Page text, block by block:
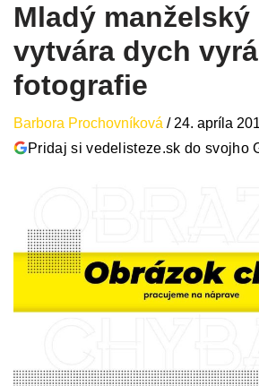
Mladý manželský
vytvára dych
fotografie
Barbora Prochovníková / 24. apríla
Pridaj si vedelisteze.sk do svojho